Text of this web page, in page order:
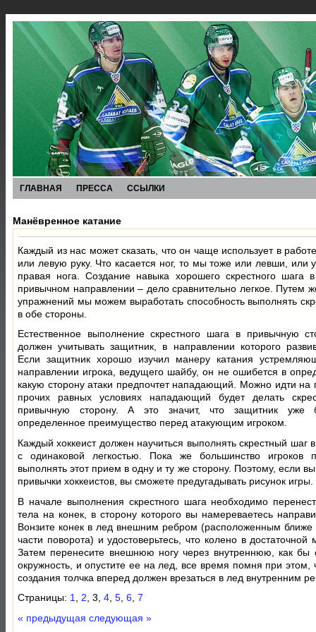
ГЛАВНАЯ ПРЕССА ССЫЛКИ
Манёвренное катание
Каждый из нас может сказать, что он чаще использует в
или левую руку. Что касается ног, то мы тоже или левши, или
правая нога. Создание навыка хорошего скрестного шага в
привычном направлении – дело сравнительно легкое. Путем
упражнений мы можем выработать способность выполнять
в обе стороны.
Естественное выполнение скрестного шага в привычную
должен учитывать защитник, в направлении которого
Если защитник хорошо изучил манеру катания
направлении игрока, ведущего шайбу, он не ошибется в
какую сторону атаки предпочтет нападающий. Можно идти на
прочих равных условиях нападающий будет делать
привычную сторону. А это значит, что защитник уже
определенное преимущество перед атакующим игроком.
Каждый хоккеист должен научиться выполнять скрестный шаг
с одинаковой легкостью. Пока же большинство игроков
выполнять этот прием в одну и ту же сторону. Поэтому, если вы
привычки хоккеистов, вы сможете предугадывать рисунок игры.
В начале выполнения скрестного шага необходимо
тела на конек, в сторону которого вы намереваетесь
Вонзите конек в лед внешним ребром (расположенным ближе
части поворота) и удостоверьтесь, что колено в достаточной
Затем перенесите внешнюю ногу через внутреннюю, как бы
окружность, и опустите ее на лед, все время помня при этом,
создания толчка вперед должен врезаться в лед внутренним
Страницы: 1, 2, 3, 4, 5, 6, 7
« предыдущая следующая »